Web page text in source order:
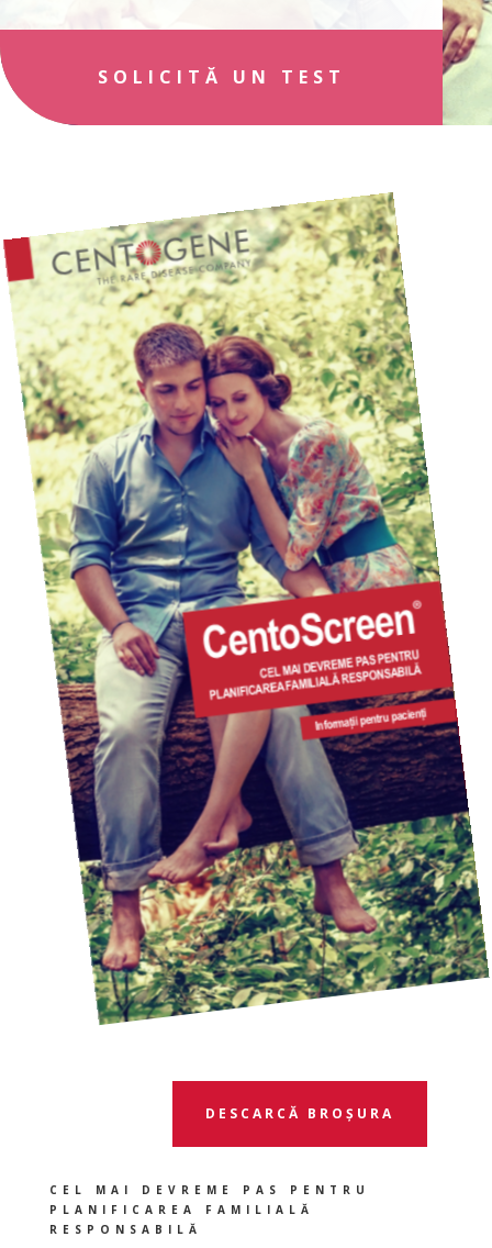
SOLICITĂ UN TEST
DESCARCĂ BROȘURA
CEL MAI DEVREME PAS PENTRU
PLANIFICAREA FAMILIALĂ
RESPONSABILĂ